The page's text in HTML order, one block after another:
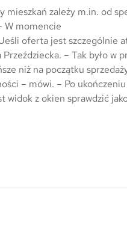
zależy m.in. od
W momencie
oferta jest szczególnie
– Tak było w
niż na początku
– mówi. – Po
z okien sprawdzić